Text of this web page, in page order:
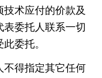
术应付的价款及
表委托人联系一切
委托。
不得指定其它任何